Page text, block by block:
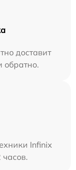
доставит
обратно.
Infinix